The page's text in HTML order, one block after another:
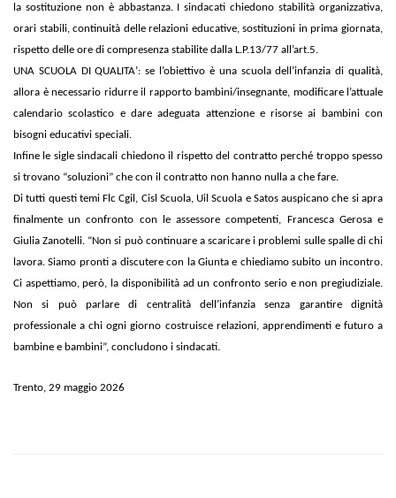
la sostituzione non è abbastanza. I sindacati chiedono stabilità organizzativa,
orari stabili, continuità delle relazioni educative, sostituzioni in prima giornata,
rispetto delle ore di compresenza stabilite dalla L.P.13/77 all’art.5.
UNA SCUOLA DI QUALITA’: se l’obiettivo è una scuola dell’infanzia di qualità,
allora è necessario ridurre il rapporto bambini/insegnante, modificare l’attuale
calendario scolastico e dare adeguata attenzione e risorse ai bambini con
bisogni educativi speciali.
Infine le sigle sindacali chiedono il rispetto del contratto perché troppo spesso
si trovano “soluzioni” che con il contratto non hanno nulla a che fare.
Di tutti questi temi Flc Cgil, Cisl Scuola, Uil Scuola e Satos auspicano che si apra
finalmente un confronto con le assessore competenti, Francesca Gerosa e
Giulia Zanotelli. “Non si può continuare a scaricare i problemi sulle spalle di chi
lavora. Siamo pronti a discutere con la Giunta e chiediamo subito un incontro.
Ci aspettiamo, però, la disponibilità ad un confronto serio e non pregiudiziale.
Non si può parlare di centralità dell’infanzia senza garantire dignità
professionale a chi ogni giorno costruisce relazioni, apprendimenti e futuro a
bambine e bambini”, concludono i sindacati.
Trento, 29 maggio 2026